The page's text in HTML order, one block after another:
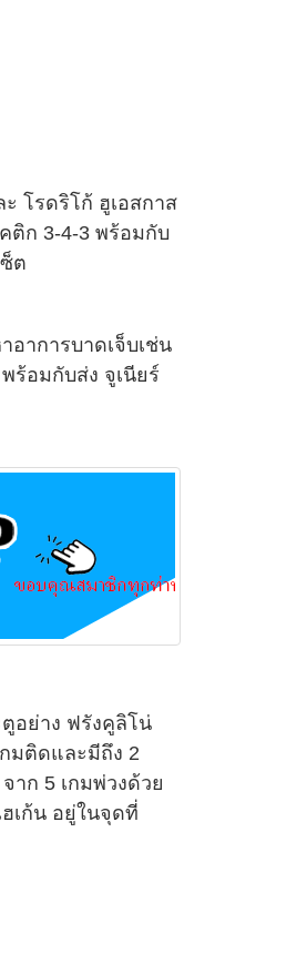
โรดริโก้ ฮูเอสกาส
ติก 3-4-3 พร้อมกับ
ต
าการบาดเจ็บเช่น
ร้อมกับส่ง จูเนียร์
อย่าง ฟรังคูลิโน่
มติดและมีถึง 2
าก 5 เกมพ่วงด้วย
เก้น อยู่ในจุดที่